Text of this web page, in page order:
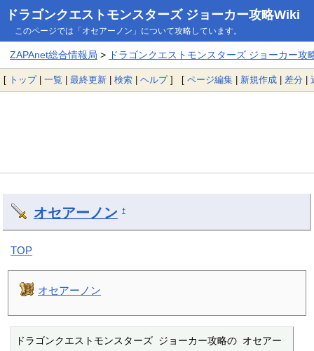
ドラゴンクエストモンスターズ ジョーカー攻略Wiki
このページでは「オセアーノン」について攻略しています。
ZAPAnet総合情報局 > ドラゴンクエストモンスターズ ジョーカー攻
[ トップ| 一覧 | 最終更新 | 検索 | ヘルプ] [ ページ編集 | 新規作成 | 差分 |
オセアーノン †
TOP
オセアーノン
ドラゴンクエストモンスターズ ジョーカー攻略の オセアー